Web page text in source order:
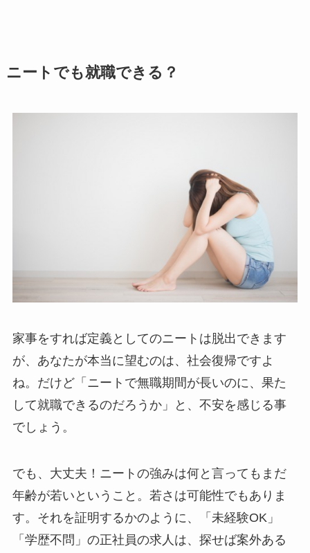
ニートでも就職できる？
家事をすれば定義としてのニートは脱出できます
が、あなたが本当に望むのは、社会復帰ですよ
ね。だけど「ニートで無職期間が長いのに、果た
して就職できるのだろうか」と、不安を感じる事
でしょう。
でも、大丈夫！ニートの強みは何と言ってもまだ
年齢が若いということ。若さは可能性でもありま
す。それを証明するかのように、「未経験OK」
「学歴不問」の正社員の求人は、探せば案外ある